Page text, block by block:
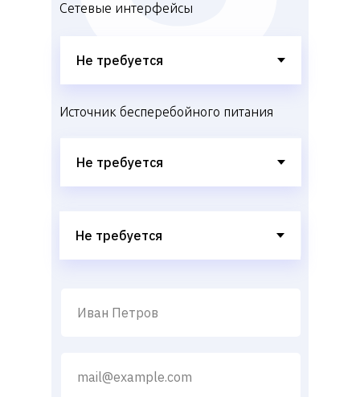
Источник бесперебойного питания
Сетевые интерфейсы